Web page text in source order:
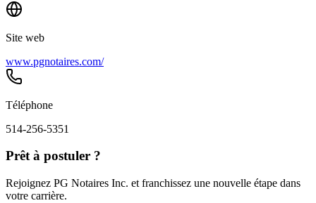
Site web
www.pgnotaires.com/
Téléphone
514-256-5351
Prêt à postuler ?
Rejoignez PG Notaires Inc. et franchissez une nouvelle étape dans
votre carrière.